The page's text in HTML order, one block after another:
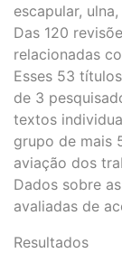
escapular,
Das 120
relacionadas
Esses 53
de 3
textos
grupo de mais
aviação dos
Dados sobre
avaliadas de
Resultados